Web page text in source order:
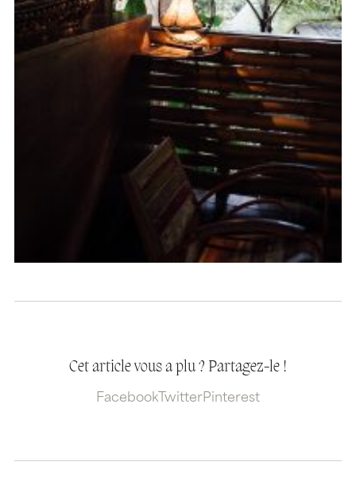
Cet article vous a plu ? Partagez-le !
Facebook TwitterPinterest